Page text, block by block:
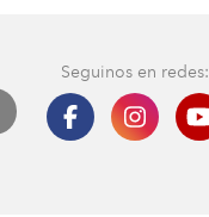
Seguinos en redes: